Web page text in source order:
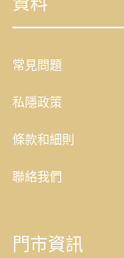
常見問題
私隱政策
條款和細則
聯絡我們
門市資訊